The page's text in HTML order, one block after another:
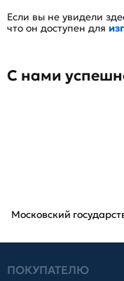
Если вы не увидели
что он доступен для
С нами
Московский
ПОКУПАТЕЛЮ